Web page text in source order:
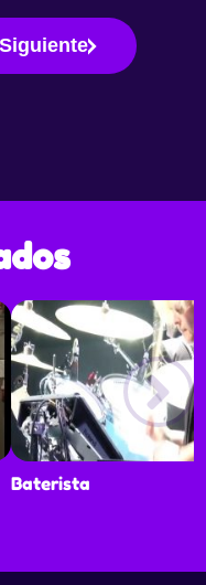
Siguiente
Baterista